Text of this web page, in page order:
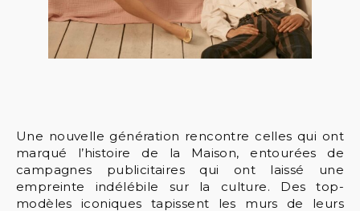
Une nouvelle génération rencontre celles qui ont
marqué l’histoire de la Maison, entourées de
campagnes publicitaires qui ont laissé une
empreinte indélébile sur la culture. Des top-
modèles iconiques tapissent les murs de leurs